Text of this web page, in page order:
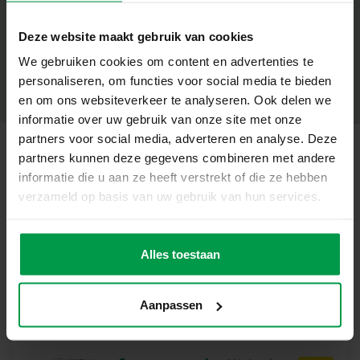
Deze website maakt gebruik van cookies
We gebruiken cookies om content en advertenties te
personaliseren, om functies voor social media te bieden
en om ons websiteverkeer te analyseren. Ook delen we
informatie over uw gebruik van onze site met onze
partners voor social media, adverteren en analyse. Deze
partners kunnen deze gegevens combineren met andere
informatie die u aan ze heeft verstrekt of die ze hebben
verzameld op basis van uw gebruik van hun services.
Alles toestaan
Aanpassen
zien! Het perfecte startpunt voor de allerkleinsten om hun
eerste stapjes te zetten in creatief knutselen!
Wat Deze Set Geweldig Maakt
– Met deze set kunnen kinderen leren kleuren en vormen
te herkennen en plakken
– Stimuleert creativiteit en motorische vaardigheden op
een speelse manier
– De vrolijke dierenkaarten en kleurrijke stickers zorgen
voor urenlang speel plezier
– De voorbedrukte kaarten zorgen gegarandeerd voor
leuke resultaten, waar de kleine trots op kan zijn. De
gemaakte creaties zijn ook leuk om cadeau te geven
Deze set biedt kinderen een eenvoudige en leuke manier
om hun eigen dierenmozaïeken te maken. Met
Productnummer|
14484
Deel dit product
Gerelateerde producten
Donkey –
knuffel
Minimale